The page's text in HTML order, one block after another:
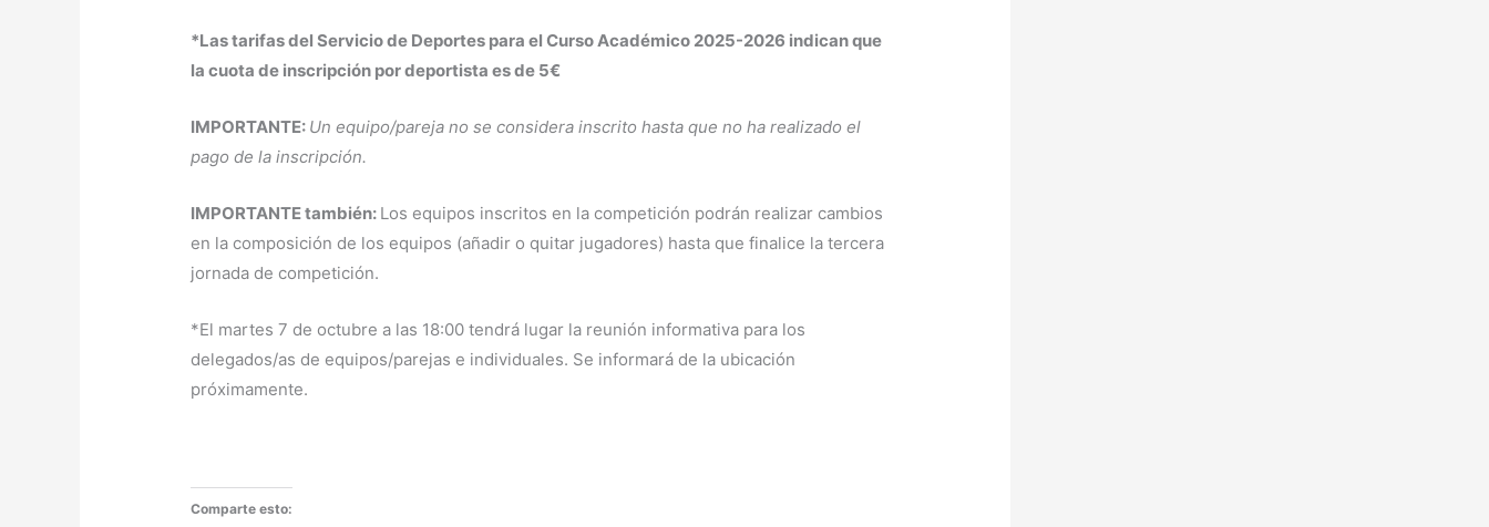
*Las tarifas del Servicio de Deportes para el Curso Académico 2025-2026 indican que
la cuota de inscripción por deportista es de 5€
IMPORTANTE: Un equipo/pareja no se considera inscrito hasta que no ha realizado el
pago de la inscripción.
IMPORTANTE también: Los equipos inscritos en la competición podrán realizar cambios
en la composición de los equipos (añadir o quitar jugadores) hasta que finalice la tercera
jornada de competición.
*El martes 7 de octubre a las 18:00 tendrá lugar la reunión informativa para los
delegados/as de equipos/parejas e individuales. Se informará de la ubicación
próximamente.
Comparte esto: